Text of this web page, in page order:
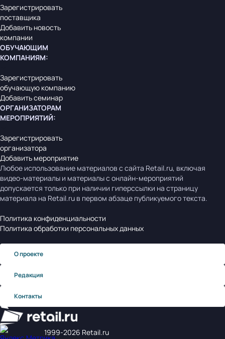
Зарегистрировать
поставщика
Добавить новость
компании
ОБУЧАЮЩИМ
КОМПАНИЯМ:
Зарегистрировать
обучающую компанию
Добавить семинар
ОРГАНИЗАТОРАМ
МЕРОПРИЯТИЙ:
Зарегистрировать
организатора
Добавить мероприятие
Любое использование материалов с сайта Retail.ru, включая
видео-материалы и материалы с онлайн-мероприятий
допускается только при наличии гиперссылки на страницу
материала на Retail.ru в первом абзаце публикуемого текста.
Политика конфиденциальности
Политика обработки персональных данных
О проекте
Редакция
Контакты
1999‑2026 Retail.ru